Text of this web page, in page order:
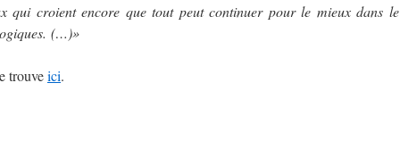
qui croient encore que tout peut continuer pour le mieux dans le
(…)»
trouveici.